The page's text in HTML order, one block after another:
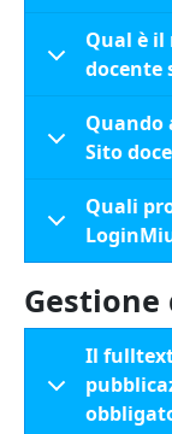
Qual è
docente
Quando
Sito
Quali
Il